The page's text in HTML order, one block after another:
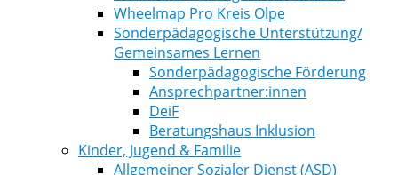
Wheelmap Pro Kreis Olpe
Sonderpädagogische Unterstützung/
Gemeinsames Lernen
Sonderpädagogische Förderung
Ansprechpartner:innen
DeiF
Beratungshaus Inklusion
Kinder, Jugend & Familie
Allgemeiner Sozialer Dienst (ASD)